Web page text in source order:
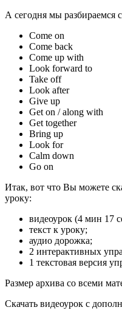
А сегодня мы разбираемся
Come on
Come back
Come up with
Look forward to
Take off
Look after
Give up
Get on / along with
Get together
Bring up
Look for
Calm down
Go on
Итак, вот что Вы можете
уроку:
видеоурок (4 мин 17
текст к уроку;
аудио дорожка;
2 интерактивных
1 текстовая версия
Размер архива со всеми
Скачать видеоурок с